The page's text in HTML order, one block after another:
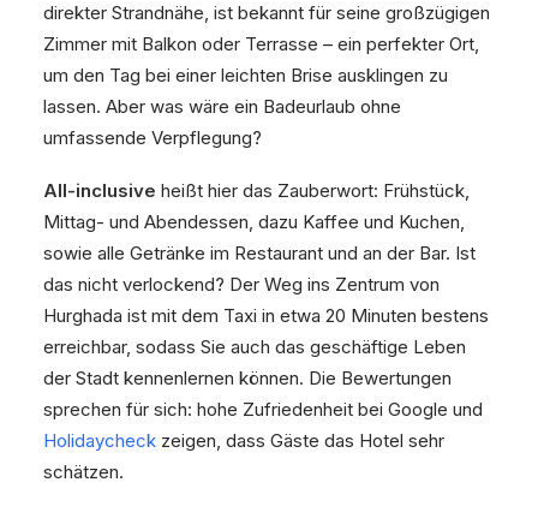
direkter Strandnähe, ist bekannt für seine großzügigen
Zimmer mit Balkon oder Terrasse – ein perfekter Ort,
um den Tag bei einer leichten Brise ausklingen zu
lassen. Aber was wäre ein Badeurlaub ohne
umfassende Verpflegung?
All-inclusive heißt hier das Zauberwort: Frühstück,
Mittag- und Abendessen, dazu Kaffee und Kuchen,
sowie alle Getränke im Restaurant und an der Bar. Ist
das nicht verlockend? Der Weg ins Zentrum von
Hurghada ist mit dem Taxi in etwa 20 Minuten bestens
erreichbar, sodass Sie auch das geschäftige Leben
der Stadt kennenlernen können. Die Bewertungen
sprechen für sich: hohe Zufriedenheit bei Google und
Holidaycheck zeigen, dass Gäste das Hotel sehr
schätzen.